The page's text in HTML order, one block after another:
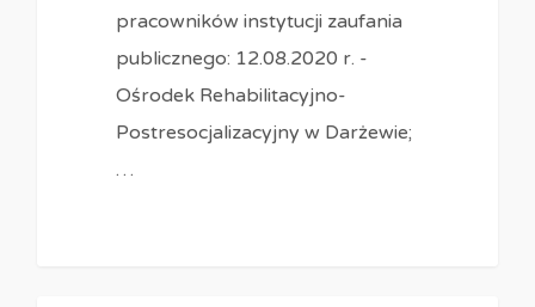
pracowników instytucji zaufania
publicznego: 12.08.2020 r. -
Ośrodek Rehabilitacyjno-
Postresocjalizacyjny w Darżewie;
…